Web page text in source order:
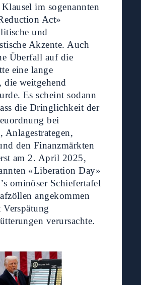
im sogenannten
Act»
und
Akzente. Auch
Überfall auf die
eine lange
die weitgehend
Es scheint sodann
die Dringlichkeit der
bei
Anlagestrategen,
den Finanzmärkten
am 2. April 2025,
«Liberation Day»
ominöser Schiefertafel
angekommen
verursachte.